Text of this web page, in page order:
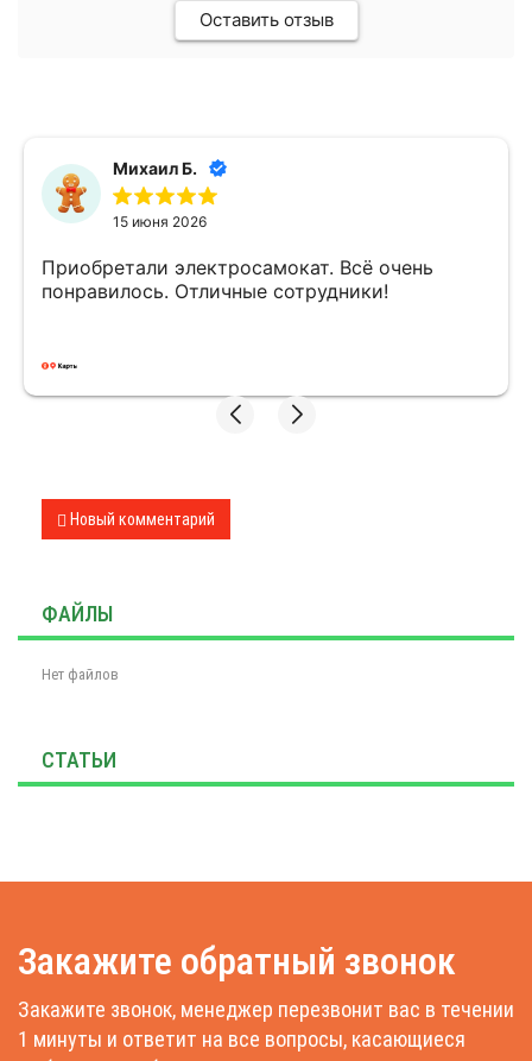
Оставить отзыв
Михаил Б.
15 июня 2026
Приобретали электросамокат. Всё очень
понравилось. Отличные сотрудники!
Новый комментарий
ФАЙЛЫ
Нет файлов
СТАТЬИ
Закажите обратный звонок
Закажите звонок, менеджер перезвонит вас в течении
1 минуты и ответит на все вопросы, касающиеся